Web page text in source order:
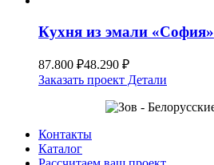
Кухня из эмали «София»
87.800 ₽48.290 ₽
Заказать проект Детали
Контакты
Каталог